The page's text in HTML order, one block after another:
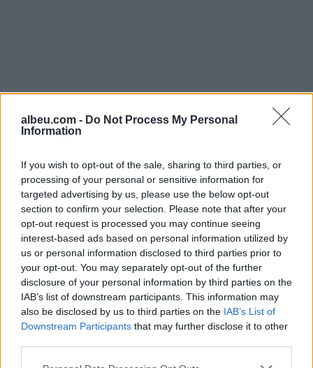
albeu.com - Do Not Process My Personal
Information
If you wish to opt-out of the sale, sharing to third parties, or
processing of your personal or sensitive information for
targeted advertising by us, please use the below opt-out
section to confirm your selection. Please note that after your
opt-out request is processed you may continue seeing
interest-based ads based on personal information utilized by
us or personal information disclosed to third parties prior to
your opt-out. You may separately opt-out of the further
disclosure of your personal information by third parties on the
IAB’s list of downstream participants. This information may
also be disclosed by us to third parties on the IAB’s List of
Downstream Participants that may further disclose it to other
Shtuar më
1.04.2023 12:02
Tags:
ermal zeneli , Kurbin , policia ,
xhemal karaj